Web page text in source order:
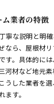
業者の特徴
寧な説明と明
なら、屋根材
す。具体的に
河材など地元
うした業者を
ます。